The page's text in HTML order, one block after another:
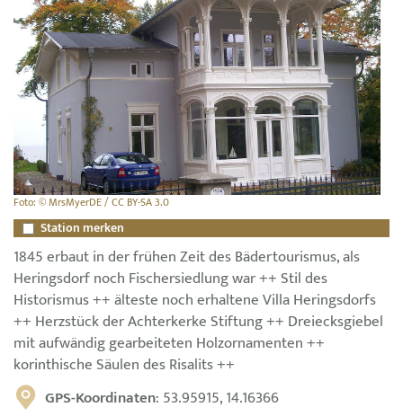
Foto: © MrsMyerDE / CC BY-SA 3.0
Station merken
1845 erbaut in der frühen Zeit des Bädertourismus, als
Heringsdorf noch Fischersiedlung war ++ Stil des
Historismus ++ älteste noch erhaltene Villa Heringsdorfs
++ Herzstück der Achterkerke Stiftung ++ Dreiecksgiebel
mit aufwändig gearbeiteten Holzornamenten ++
korinthische Säulen des Risalits ++
GPS-Koordinaten: 53.95915, 14.16366